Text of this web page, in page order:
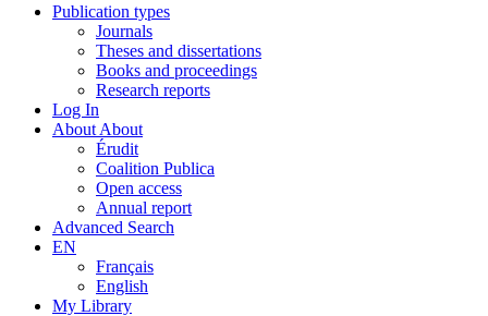
Publication types
Journals
Theses and dissertations
Books and proceedings
Research reports
Log In
About About
Érudit
Coalition Publica
Open access
Annual report
Advanced Search
EN
Français
English
My Library